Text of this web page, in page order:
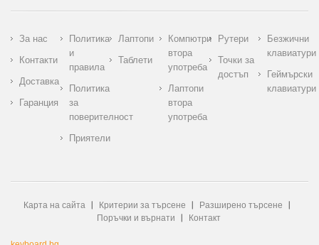
За нас
Контакти
Доставка
Гаранция
Политика
и
правила
Политика
за
поверителност
Приятели
Лаптопи
Таблети
Компютри
втора
употреба
Лаптопи
втора
употреба
Рутери
Точки за
достъп
Безжични
клавиатури
Геймърски
клавиатури
Карта на сайта Критерии за търсене
Разширено търсене
Поръчки и върнати
Контакт